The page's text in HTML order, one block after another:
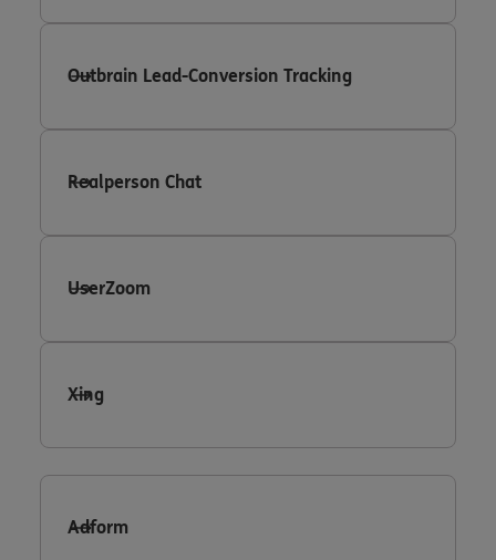
Outbrain Lead-Conversion Tracking
Realperson Chat
UserZoom
Xing
Adform